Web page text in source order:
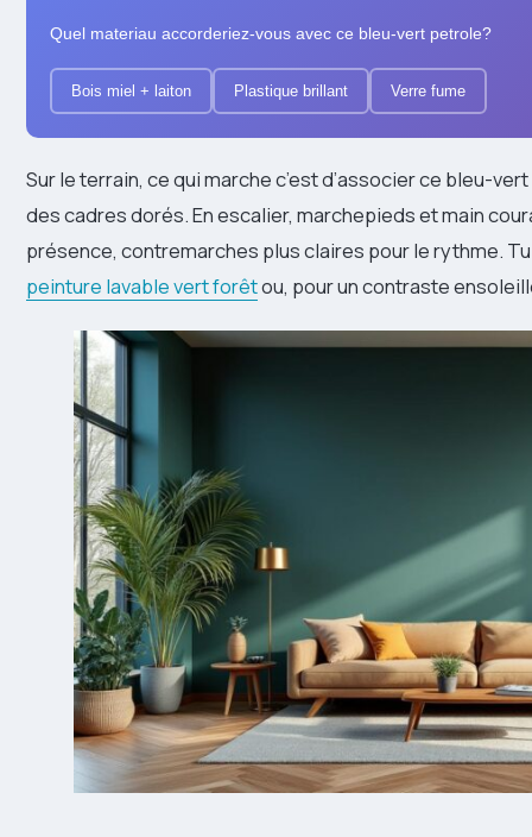
Quel materiau accorderiez-vous avec ce bleu-vert petrole?
Bois miel + laiton Plastique brillant Verre fume
Sur le terrain, ce qui marche c’est d’associer ce bleu-
des cadres dorés. En escalier, marchepieds et main
présence, contremarches plus claires pour le rythme.
peinture lavable vert forêtou, pour un contraste